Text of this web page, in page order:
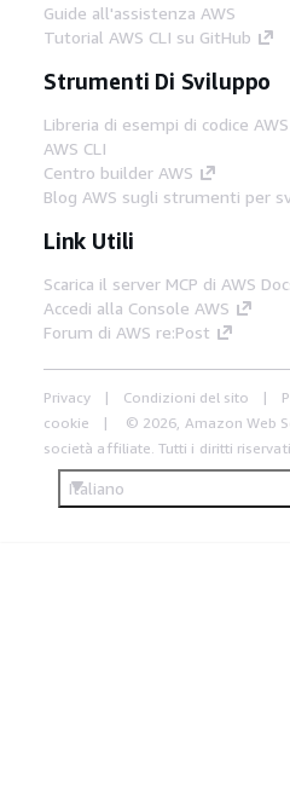
Guide all'assistenza AWS
Tutorial AWS CLI su GitHub
Strumenti Di Sviluppo
Libreria di esempi di codice AWS
AWS CLI
Centro builder AWS
Blog AWS sugli strumenti per
Link Utili
Scarica il server MCP di AWS
Accedi alla Console AWS
Forum di AWS re:Post
Privacy Condizioni del sito
cookie
© 2026, Amazon Web
società affiliate. Tutti i diritti riservati.
Italiano